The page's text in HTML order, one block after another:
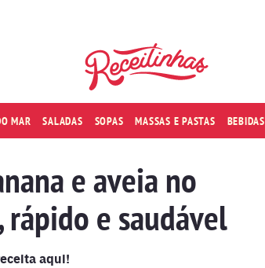
MAR SALADAS SOPAS MASSAS E PASTAS BEBIDAS
e aveia no
e saudável
aqui!